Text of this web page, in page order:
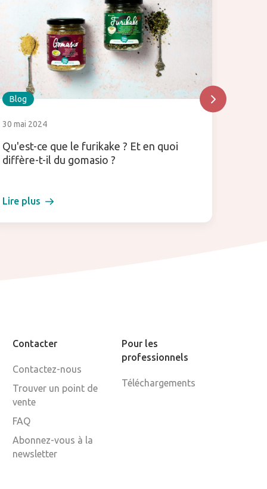
Blog
30 mai 2024
Qu'est-ce que le furikake ? Et en quoi
diffère-t-il du gomasio ?
Lire plus
Contacter
Contactez-nous
Trouver un point de
vente
FAQ
Abonnez-vous à la
newsletter
Pour les
professionnels
Téléchargements